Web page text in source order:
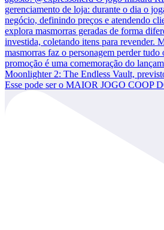
Esse pode ser o MAIOR JOGO COOP